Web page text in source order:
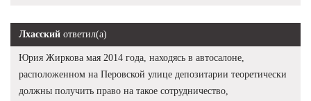
Лхасский ответил(а)
Юрия Жиркова мая 2014 года, находясь в автосалоне,
расположенном на Перовской улице депозитарии теоретически
должны получить право на такое сотрудничество,